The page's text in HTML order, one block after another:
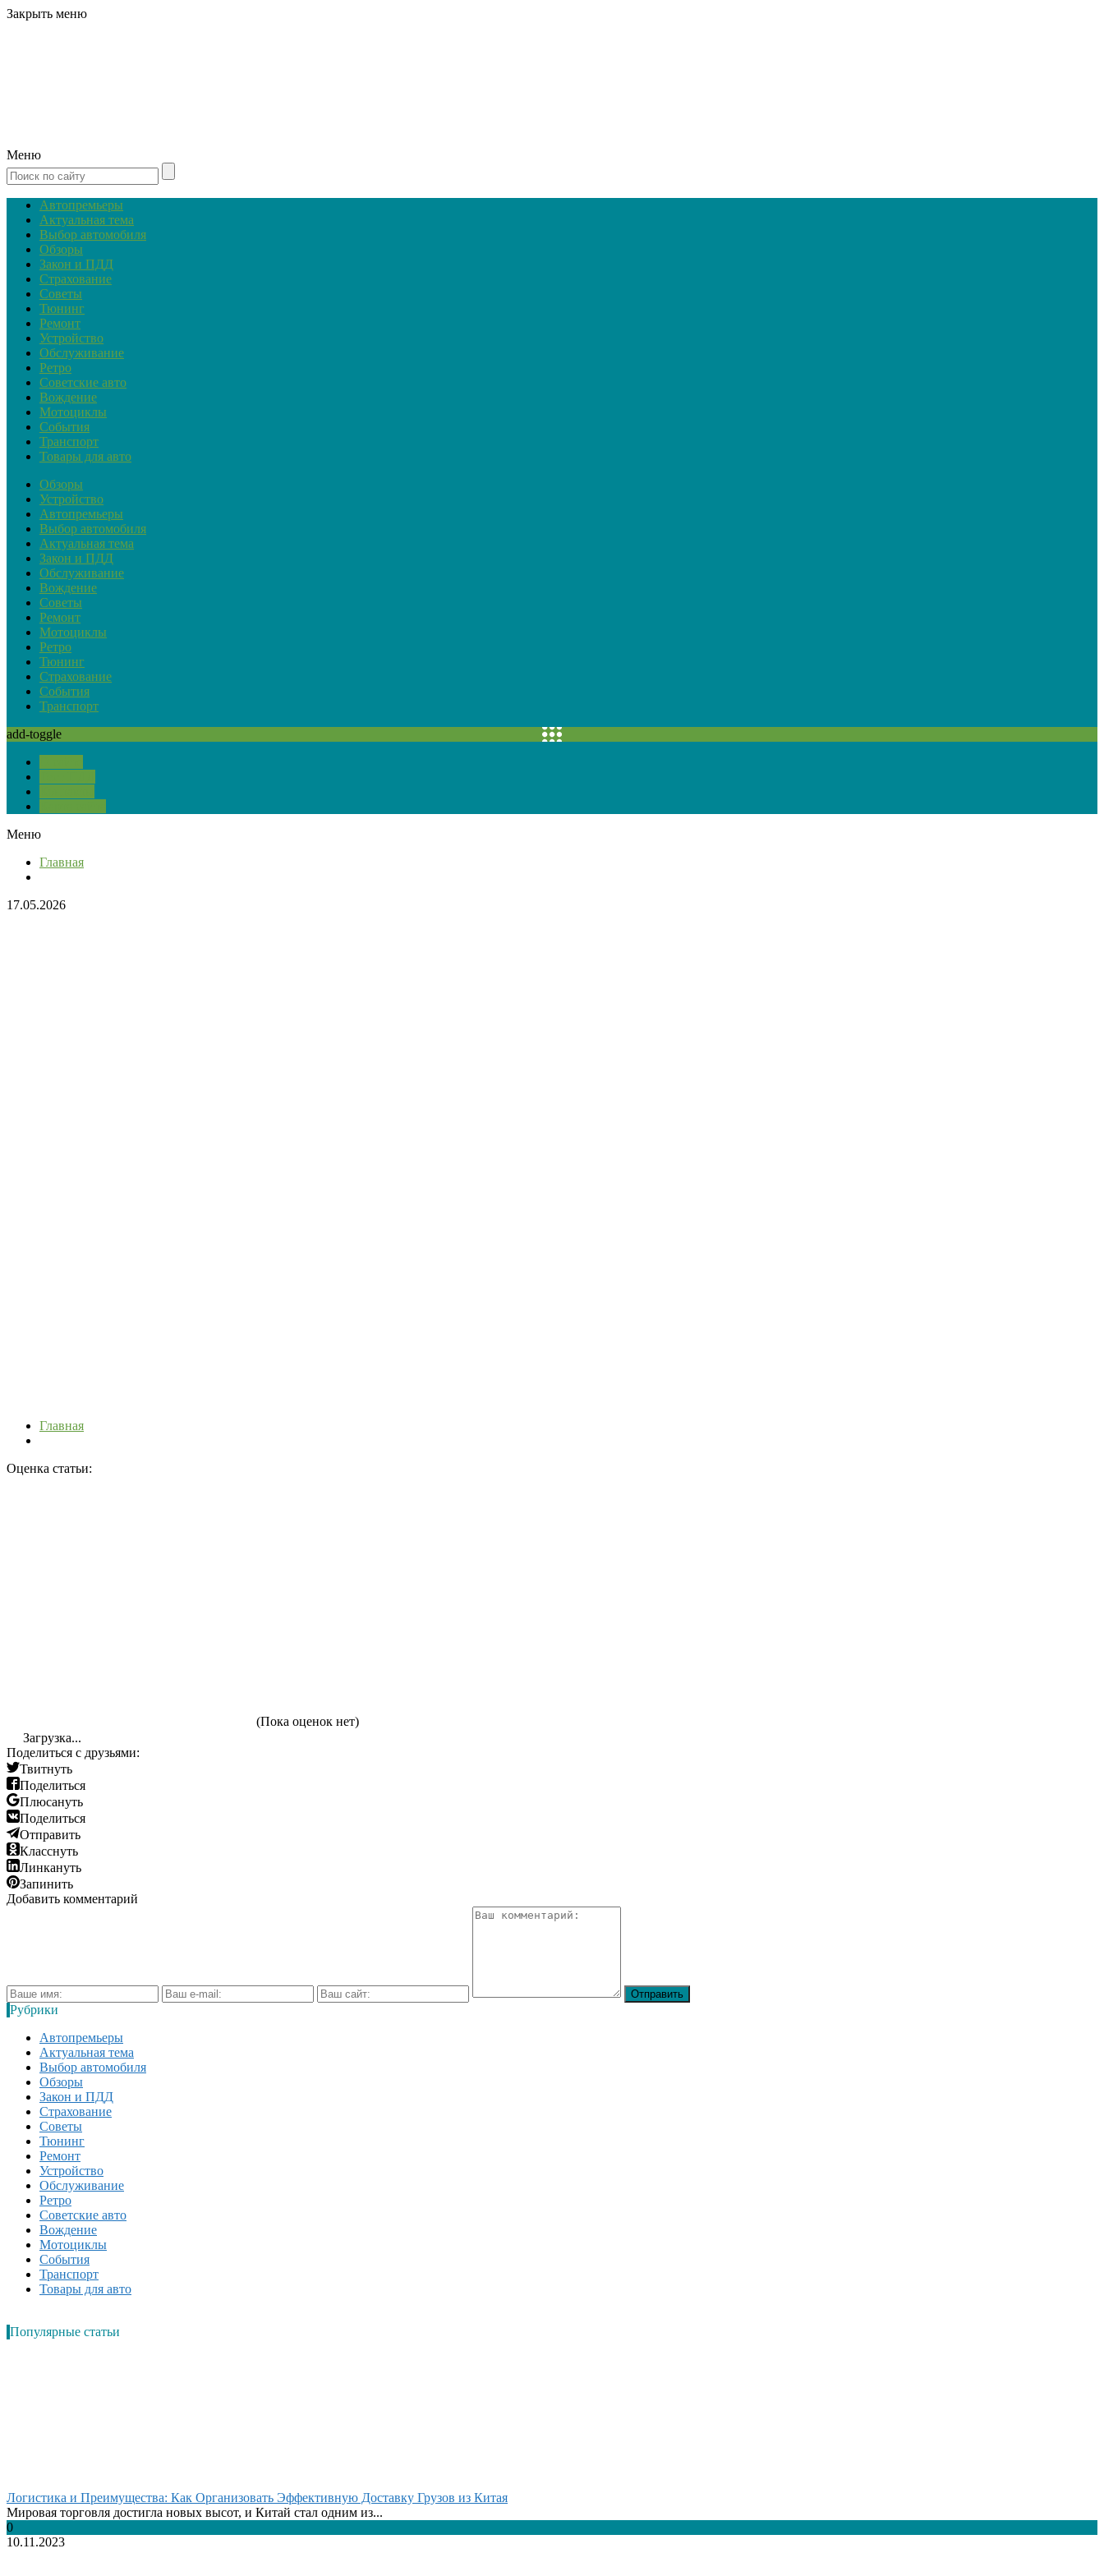
Закрыть меню
Меню
Автопремьеры
Актуальная тема
Выбор автомобиля
Обзоры
Закон и ПДД
Страхование
Советы
Тюнинг
Ремонт
Устройство
Обслуживание
Ретро
Советские авто
Вождение
Мотоциклы
События
Транспорт
Товары для авто
Обзоры
Устройство
Автопремьеры
Выбор автомобиля
Актуальная тема
Закон и ПДД
Обслуживание
Вождение
Советы
Ремонт
Мотоциклы
Ретро
Тюнинг
Страхование
События
Транспорт
add-toggle
Меню
Главная
17.05.2026
Главная
Оценка статьи:
(Пока оценок нет)
Загрузка...
Поделиться с друзьями:
Твитнуть
Поделиться
Плюсануть
Поделиться
Отправить
Класснуть
Линкануть
Запинить
Добавить комментарий
Рубрики
Автопремьеры
Актуальная тема
Выбор автомобиля
Обзоры
Закон и ПДД
Страхование
Советы
Тюнинг
Ремонт
Устройство
Обслуживание
Ретро
Советские авто
Вождение
Мотоциклы
События
Транспорт
Товары для авто
Популярные статьи
Логистика и Преимущества: Как Организовать Эффективную Доставку Грузов из Китая
Мировая торговля достигла новых высот, и Китай стал одним из...
0
10.11.2023